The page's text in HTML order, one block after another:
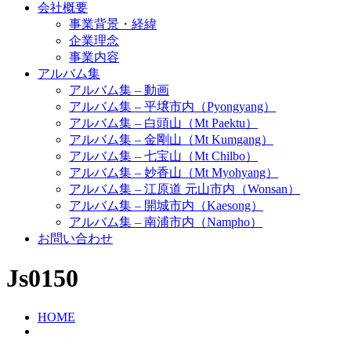
会社概要
事業背景・経緯
企業理念
事業内容
アルバム集
アルバム集 – 動画
アルバム集 – 平壌市内（Pyongyang）
アルバム集 – 白頭山（Mt Paektu）
アルバム集 – 金剛山（Mt Kumgang）
アルバム集 – 七宝山（Mt Chilbo）
アルバム集 – 妙香山（Mt Myohyang）
アルバム集 – 江原道 元山市内（Wonsan）
アルバム集 – 開城市内（Kaesong）
アルバム集 – 南浦市内（Nampho）
お問い合わせ
Js0150
HOME